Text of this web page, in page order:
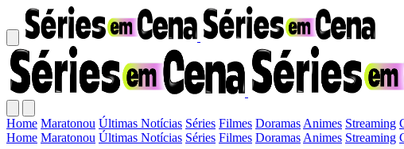
Home Maratonou Últimas Notícias Séries Filmes Doramas Animes Streaming
Home Maratonou Últimas Notícias Séries Filmes Doramas Animes Streaming